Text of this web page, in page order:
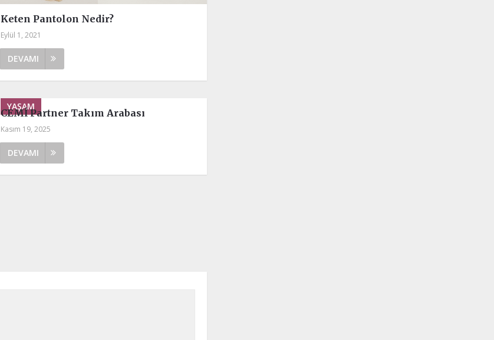
Keten Pantolon Nedir?
Eylül 1, 2021
DEVAMI
YAŞAM
CEMİ Partner Takım Arabası
Kasım 19, 2025
DEVAMI